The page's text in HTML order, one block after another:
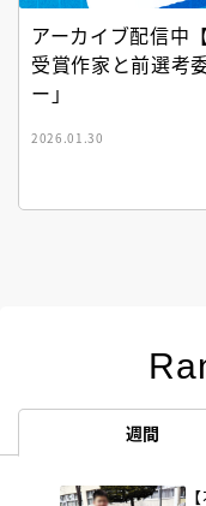
アーカイブ配信中
受賞作家と前選考
ー」
2026.01.30
週間